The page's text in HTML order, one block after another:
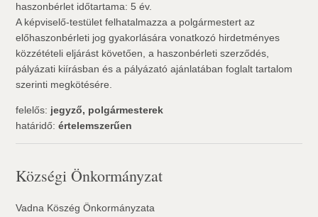
haszonbérlet időtartama: 5 év.
A képviselő-testület felhatalmazza a polgármestert az
előhaszonbérleti jog gyakorlására vonatkozó hirdetményes
közzétételi eljárást követően, a haszonbérleti szerződés,
pályázati kiírásban és a pályázató ajánlatában foglalt tartalom
szerinti megkötésére.
felelős: jegyző, polgármesterek
határidő:értelemszerűen
Községi Önkormányzat
Vadna Köszég Önkormányzata